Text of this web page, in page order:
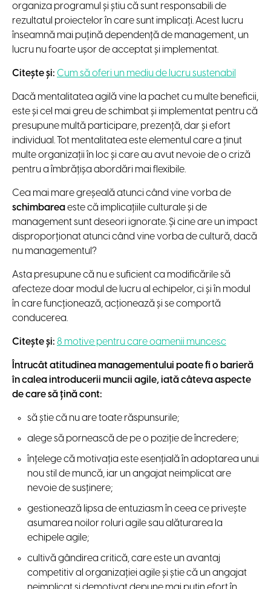
organiza programul și știu că sunt responsabili de
rezultatul proiectelor în care sunt implicați. Acest lucru
înseamnă mai puțină dependență de management, un
lucru nu foarte ușor de acceptat și implementat.
Citește și: Cum să oferi un mediu de lucru sustenabil
Dacă mentalitatea agilă vine la pachet cu multe beneficii,
este și cel mai greu de schimbat și implementat pentru că
presupune multă participare, prezență, dar și efort
individual. Tot mentalitatea este elementul care a ținut
multe organizații în loc și care au avut nevoie de o criză
pentru a îmbrățișa abordări mai flexibile.
Cea mai mare greșeală atunci când vine vorba de
schimbareaeste că implicațiile culturale și de
management sunt deseori ignorate. Și cine are un impact
disproporționat atunci când vine vorba de cultură, dacă
nu managementul?
Asta presupune că nu e suficient ca modificările să
afecteze doar modul de lucru al echipelor, ci și în modul
în care funcționează, acționează și se comportă
conducerea.
Citește și: 8 motive pentru care oamenii muncesc
Întrucât atitudinea managementului poate fi o barieră
în calea introducerii muncii agile, iată câteva aspecte
de care să țină cont:
să știe că nu are toate răspunsurile;
alege să pornească de pe o poziție de încredere;
înțelege că motivația este esențială în adoptarea unui
nou stil de muncă, iar un angajat neimplicat are
nevoie de susținere;
gestionează lipsa de entuziasm în ceea ce privește
asumarea noilor roluri agile sau alăturarea la
echipele agile;
cultivă gândirea critică, care este un avantaj
competitiv al organizației agile și știe că un angajat